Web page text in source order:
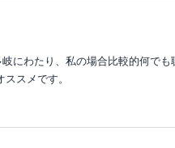
にわたり、私の場合比較的何でも
スメです。